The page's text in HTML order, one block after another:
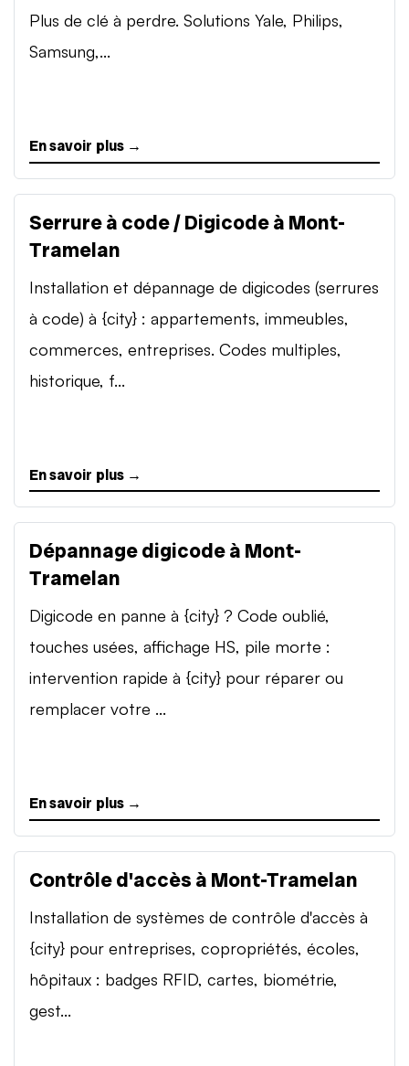
Plus de clé à perdre. Solutions Yale, Philips,
Samsung,...
En savoir plus →
Serrure à code / Digicode à Mont-
Tramelan
Installation et dépannage de digicodes (serrures
à code) à {city} : appartements, immeubles,
commerces, entreprises. Codes multiples,
historique, f...
En savoir plus →
Dépannage digicode à Mont-
Tramelan
Digicode en panne à {city} ? Code oublié,
touches usées, affichage HS, pile morte :
intervention rapide à {city} pour réparer ou
remplacer votre ...
En savoir plus →
Contrôle d'accès à Mont-Tramelan
Installation de systèmes de contrôle d'accès à
{city} pour entreprises, copropriétés, écoles,
hôpitaux : badges RFID, cartes, biométrie,
gest...